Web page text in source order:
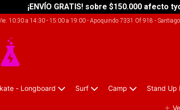
¡ENVÍO GRATIS! sobre $150.000 afecto
10:30 a 14:30 - 15:00 a 19:00- Apoquindo 7331 Of 918 -
- Longboard Surf Camp Stand Up